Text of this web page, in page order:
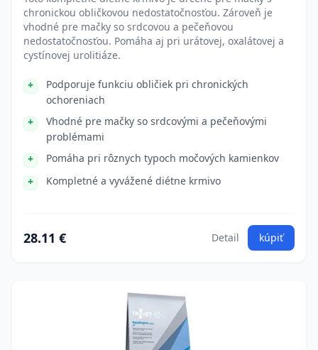
chronickou obličkovou nedostatočnosťou. Zároveň je
vhodné pre mačky so srdcovou a pečeňovou
nedostatočnosťou. Pomáha aj pri urátovej, oxalátovej a
cystínovej urolitiáze.
Podporuje funkciu obličiek pri chronických
ochoreniach
Vhodné pre mačky so srdcovými a pečeňovými
problémami
Pomáha pri rôznych typoch močových kamienkov
Kompletné a vyvážené diétne krmivo
28.11 € Detail kúpiť